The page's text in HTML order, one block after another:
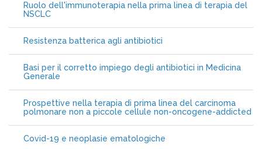
Ruolo dell'immunoterapia nella prima linea di terapia del
NSCLC
Resistenza batterica agli antibiotici
Basi per il corretto impiego degli antibiotici in Medicina
Generale
Prospettive nella terapia di prima linea del carcinoma
polmonare non a piccole cellule non-oncogene-addicted
Covid-19 e neoplasie ematologiche